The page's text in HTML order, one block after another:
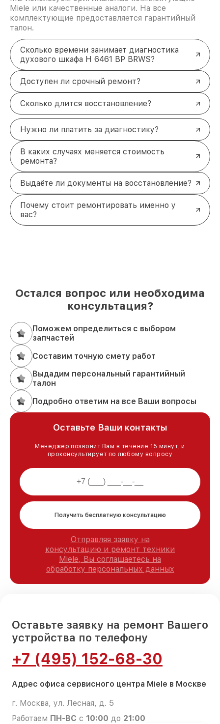
Miele или качественные аналоги. На все
комплектующие предоставляется гарантийный
талон.
Сколько времени занимает диагностика
духового шкафа H 6461 BP BRWS?
Доступен ли срочный ремонт?
Сколько длится восстановление?
Нужно ли платить за диагностику?
В каких случаях меняется стоимость
ремонта?
Выдаёте ли документы на восстановление?
Почему стоит ремонтировать именно у
вас?
Остался вопрос или необходима
консультация?
Поможем определиться с выбором
запчастей
Составим точную смету работ
Выдадим персональный гарантийный
талон
Подробно ответим на все Ваши вопросы
Оставьте Ваши контакты
Менеджер позвонит Вам в течение 15 минут, и
проконсультирует по любому вопросу
Получить бесплатную консультацию
Отправляя заявку на
консультацию и ремонт техники
Miele, Вы соглашаетесь на
обработку персональных данных
Оставьте заявку на ремонт Вашего
устройства по телефону
+7 (495) 152-68-30
Адрес офиса сервисного центра Miele в Москве
г. Москва, ул. Лесная, д. 5
Работаем ПН-ВС с 10:00 до 21:00